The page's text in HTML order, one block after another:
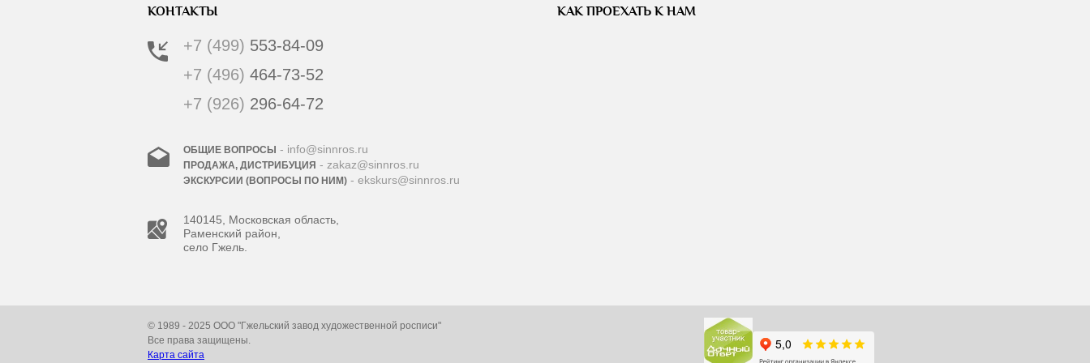
КОНТАКТЫ
+7 (499) 553-84-09
+7 (496)464-73-52
+7 (926) 296-64-72
ОБЩИЕ ВОПРОСЫ - info@sinnros.ru
ПРОДАЖА, ДИСТРИБУЦИЯ - zakaz@sinnros.ru
ЭКСКУРСИИ (ВОПРОСЫ ПО НИМ) - ekskurs@sinnros.ru
140145, Московская область,
Раменский район,
село Гжель.
КАК ПРОЕХАТЬ К НАМ
© 1989 - 2025 ООО "Гжельский завод художественной росписи"
Все права защищены.
Карта сайта